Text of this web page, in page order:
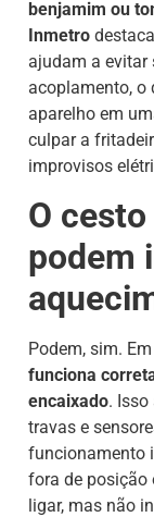
benjamim ou
Inmetro
ajudam a evitar
acoplamento, o
aparelho em
culpar a
improvisos
O
podem
Podem, sim.
funciona
encaixado.
travas e
funcionamento
fora de posição
ligar, mas não